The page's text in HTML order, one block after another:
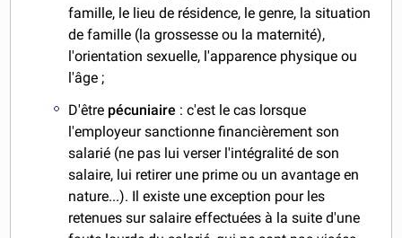
famille, le lieu de résidence, le genre, la situation
de famille (la grossesse ou la maternité),
l'orientation sexuelle, l'apparence physique ou
l'âge ;
D'être pécuniaire : c'est le cas lorsque
l'employeur sanctionne financièrement son
salarié (ne pas lui verser l'intégralité de son
salaire, lui retirer une prime ou un avantage en
nature...). Il existe une exception pour les
retenues sur salaire effectuées à la suite d'une